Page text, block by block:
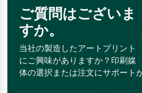
ご質問はございま
すか。
当社の製造したアートプリント
にご興味がありますか？印刷媒
体の選択または注文にサポート